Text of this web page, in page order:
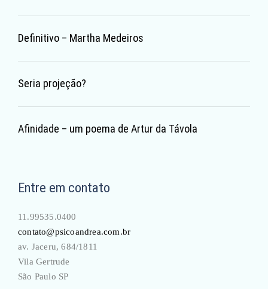
Definitivo – Martha Medeiros
Seria projeção?
Afinidade – um poema de Artur da Távola
Entre em contato
11.99535.0400
contato@psicoandrea.com.br
av. Jaceru, 684/1811
Vila Gertrude
São Paulo SP